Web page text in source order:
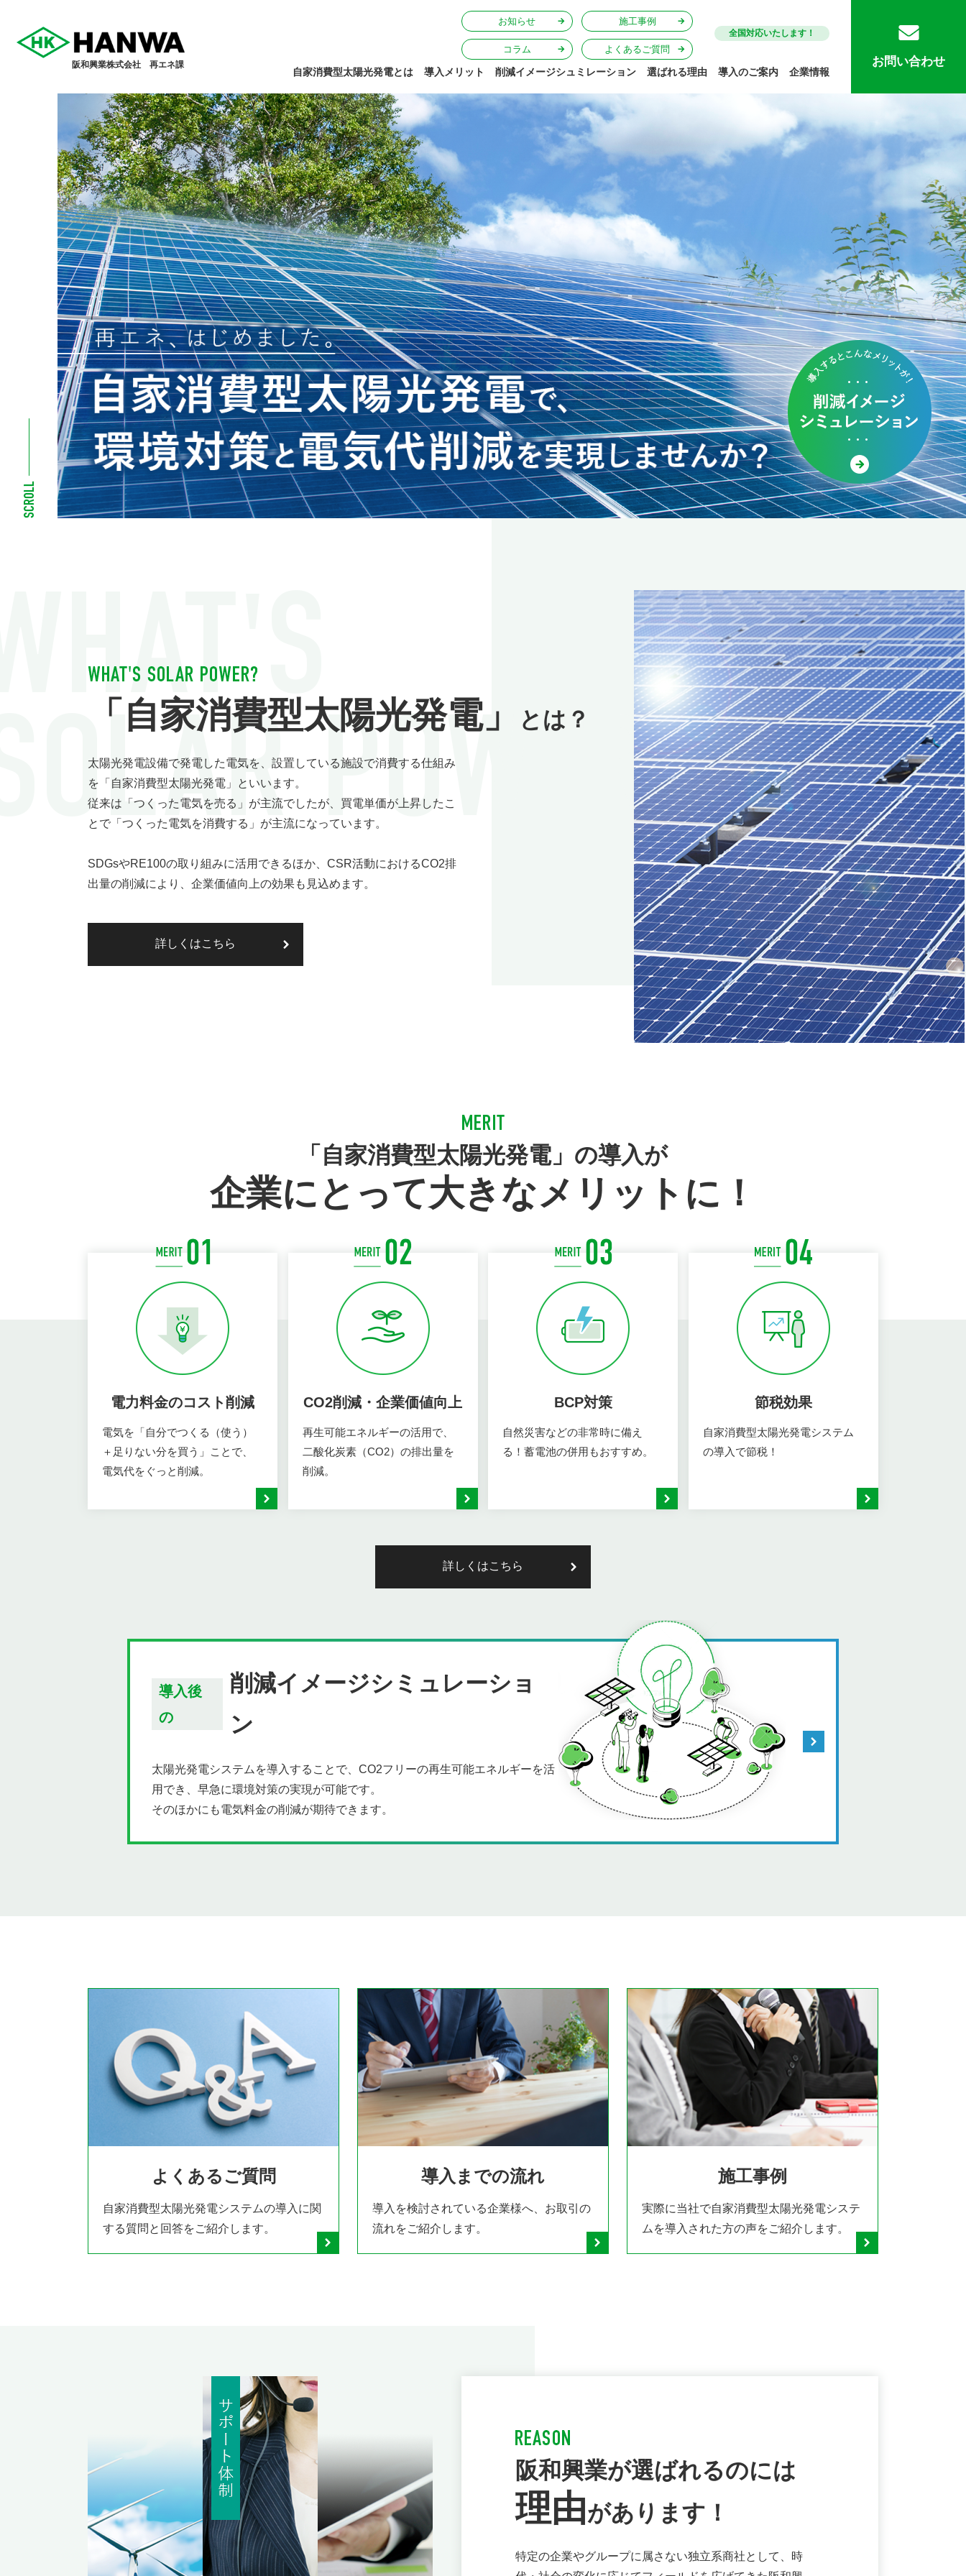
阪和興業株式会社 再エネ課
お知らせ 施工事例
コラム よくあるご質問
全国対応いたします！
自家消費型太陽光発電とは 導入メリット 削減イメージシュミレーション 選ばれる理由 導入のご案内 企業情報
お問い合わせ
「自家消費型太陽光発電」 とは？
太陽光発電設備で発電した電気を、設置している施設で消費する仕組み
を「自家消費型太陽光発電」といいます。
従来は「つくった電気を売る」が主流でしたが、買電単価が上昇したこ
とで「つくった電気を消費する」が主流になっています。
SDGsやRE100の取り組みに活用できるほか、CSR活動におけるCO2排
出量の削減により、企業価値向上の効果も見込めます。
詳しくはこちら
「自家消費型太陽光発電」の導入が
企業にとって大きなメリットに！
電力料金のコスト削減
電気を「自分でつくる（使う）
＋足りない分を買う」ことで、
電気代をぐっと削減。
CO2削減・企業価値向上
再生可能エネルギーの活用で、
二酸化炭素（CO2）の排出量を
削減。
BCP対策
自然災害などの非常時に備え
る！蓄電池の併用もおすすめ。
節税効果
自家消費型太陽光発電システム
の導入で節税！
詳しくはこちら
導入後
の
削減イメージシミュレーショ
ン
太陽光発電システムを導入することで、CO2フリーの再生可能エネルギーを活
用でき、早急に環境対策の実現が可能です。
そのほかにも電気料金の削減が期待できます。
よくあるご質問
自家消費型太陽光発電システムの導入に関
する質問と回答をご紹介します。
導入までの流れ
導入を検討されている企業様へ、お取引の
流れをご紹介します。
施工事例
実際に当社で自家消費型太陽光発電システ
ムを導入された方の声をご紹介します。
阪和興業が選ばれるのには
理由があります！
特定の企業やグループに属さない独立系商社として、時